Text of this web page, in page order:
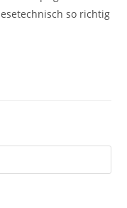
so richtig